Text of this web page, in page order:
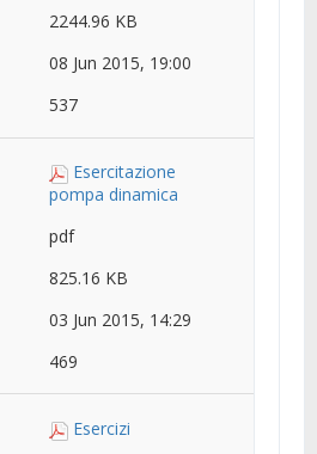
2244.96 KB
08 Jun 2015, 19:00
537
Esercitazione
pompa dinamica
pdf
825.16 KB
03 Jun 2015, 14:29
469
Esercizi